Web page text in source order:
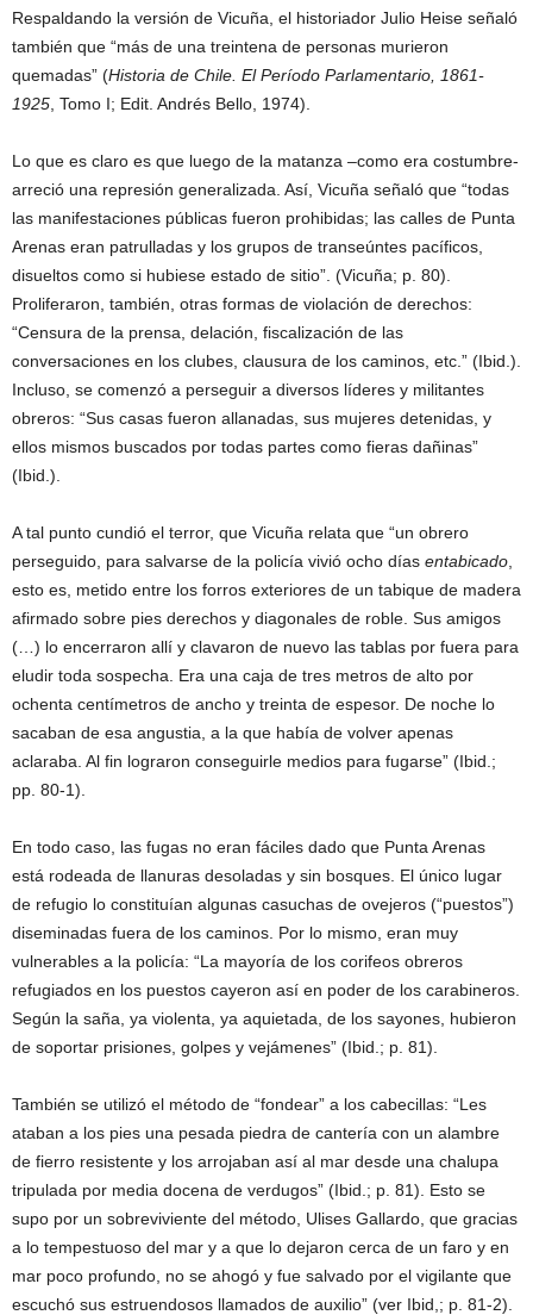
Respaldando la versión de Vicuña, el historiador Julio Heise señaló
también que “más de una treintena de personas murieron
quemadas” (Historia de Chile. El Período Parlamentario, 1861-
1925 , Tomo I; Edit. Andrés Bello, 1974).
Lo que es claro es que luego de la matanza –como era costumbre-
arreció una represión generalizada. Así, Vicuña señaló que “todas
las manifestaciones públicas fueron prohibidas; las calles de Punta
Arenas eran patrulladas y los grupos de transeúntes pacíficos,
disueltos como si hubiese estado de sitio”. (Vicuña; p. 80).
Proliferaron, también, otras formas de violación de derechos:
“Censura de la prensa, delación, fiscalización de las
conversaciones en los clubes, clausura de los caminos, etc.” (Ibid.).
Incluso, se comenzó a perseguir a diversos líderes y militantes
obreros: “Sus casas fueron allanadas, sus mujeres detenidas, y
ellos mismos buscados por todas partes como fieras dañinas”
(Ibid.).
A tal punto cundió el terror, que Vicuña relata que “un obrero
perseguido, para salvarse de la policía vivió ocho días entabicado
esto es, metido entre los forros exteriores de un tabique de madera
afirmado sobre pies derechos y diagonales de roble. Sus amigos
(…) lo encerraron allí y clavaron de nuevo las tablas por fuera para
eludir toda sospecha. Era una caja de tres metros de alto por
ochenta centímetros de ancho y treinta de espesor. De noche lo
sacaban de esa angustia, a la que había de volver apenas
aclaraba. Al fin lograron conseguirle medios para fugarse” (Ibid.;
pp. 80-1).
En todo caso, las fugas no eran fáciles dado que Punta Arenas
está rodeada de llanuras desoladas y sin bosques. El único lugar
de refugio lo constituían algunas casuchas de ovejeros (“puestos”)
diseminadas fuera de los caminos. Por lo mismo, eran muy
vulnerables a la policía: “La mayoría de los corifeos obreros
refugiados en los puestos cayeron así en poder de los carabineros.
Según la saña, ya violenta, ya aquietada, de los sayones, hubieron
de soportar prisiones, golpes y vejámenes” (Ibid.; p. 81).
También se utilizó el método de “fondear” a los cabecillas: “Les
ataban a los pies una pesada piedra de cantería con un alambre
de fierro resistente y los arrojaban así al mar desde una chalupa
tripulada por media docena de verdugos” (Ibid.; p. 81). Esto se
supo por un sobreviviente del método, Ulises Gallardo, que gracias
a lo tempestuoso del mar y a que lo dejaron cerca de un faro y en
mar poco profundo, no se ahogó y fue salvado por el vigilante que
escuchó sus estruendosos llamados de auxilio” (ver Ibid,; p. 81-2).